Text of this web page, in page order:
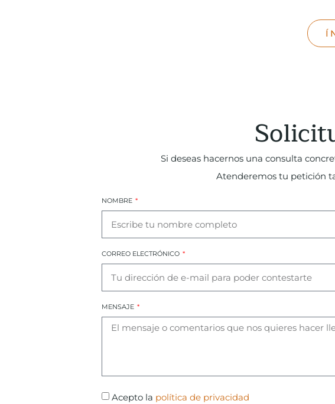
Si deseas hacernos una consulta
Atenderemos tu petición
NOMBRE
CORREO ELECTRÓNICO
MENSAJE
Acepto la política de privacidad